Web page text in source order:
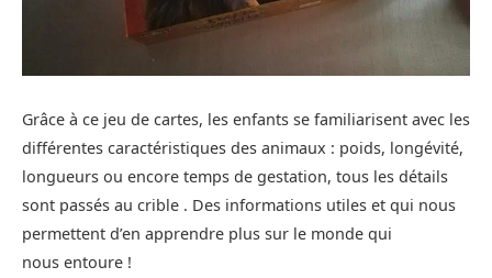
Grâce à ce jeu de cartes, les enfants se familiarisent avec les
différentes caractéristiques des animaux : poids, longévité,
longueurs ou encore temps de gestation, tous les détails
sont passés au crible . Des informations utiles et qui nous
permettent d’en apprendre plus sur le monde qui
nous entoure !